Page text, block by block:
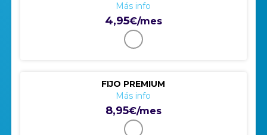
Más info
4,95€/mes
FIJO PREMIUM
Más info
8,95€/mes